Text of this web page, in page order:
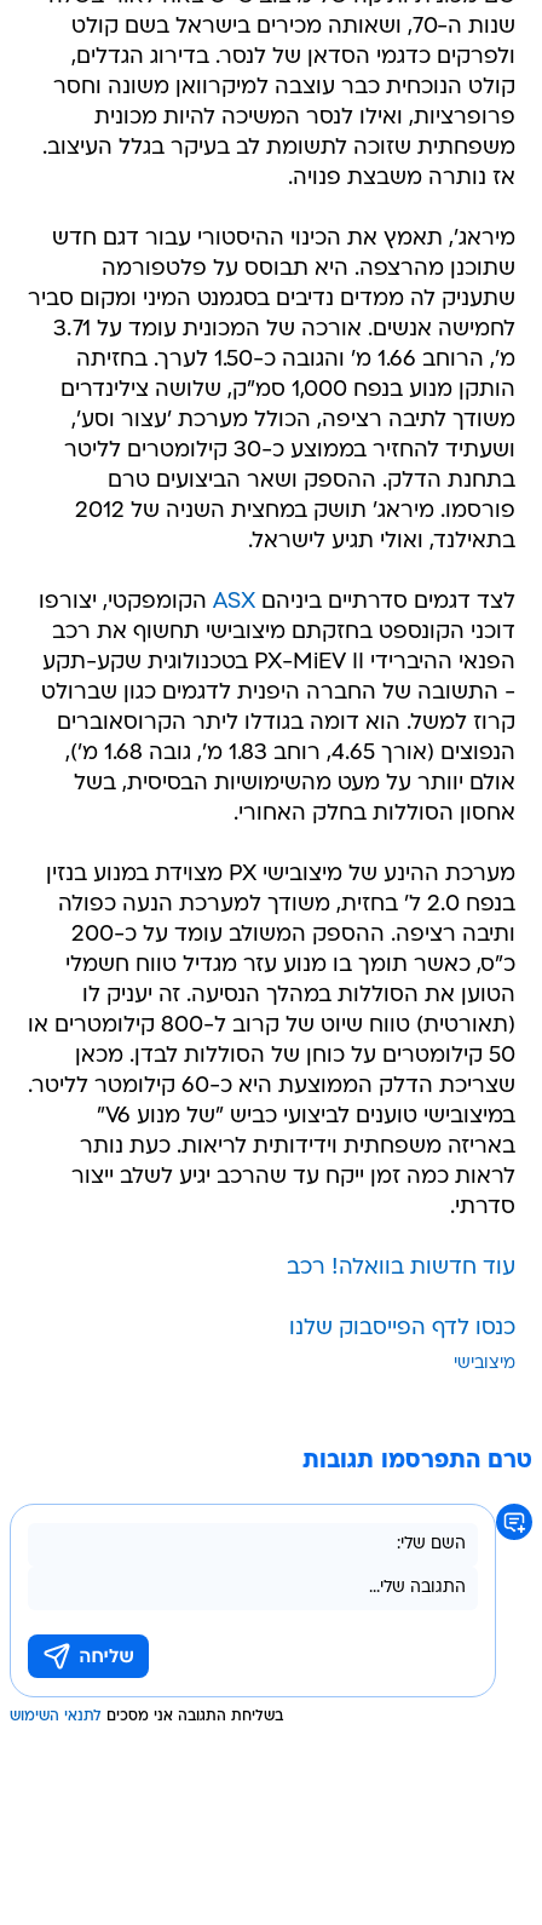
קולט הנוכחית כבר עוצבה למיקרוואן משונה וחסר
פרופרציות, ואילו לנסר המשיכה להיות מכונית
משפחתית שזוכה לתשומת לב בעיקר בגלל העיצוב.
אז נותרה משבצת פנויה.
מיראג', תאמץ את הכינוי ההיסטורי עבור דגם חדש
שתעניק לה ממדים נדיבים בסגמנט המיני ומקום סביר
מ', הרוחב 1.66 מ' והגובה כ-1.50 לערך. בחזיתה
הותקן מנוע בנפח 1,000 סמ"ק, שלושה צילינדרים
משודך לתיבה רציפה, הכולל מערכת 'עצור וסע',
ושעתיד להחזיר בממוצע כ-30 קילומטרים לליטר
בתחנת הדלק. ההספק ושאר הביצועים טרם
פורסמו. מיראג' תושק במחצית השניה של 2012
בתאילנד, ואולי תגיע לישראל.
לצד דגמים סדרתיים ביניהםASX
הפנאי ההיברידי PX-MiEV II בטכנולוגית שקע-תקע
- התשובה של החברה היפנית לדגמים כגון שברולט
קרוז למשל. הוא דומה בגודלו ליתר הקרוסאוברים
הנפוצים (אורך 4.65, רוחב 1.83 מ', גובה 1.68 מ'),
אולם יוותר על מעט מהשימושיות הבסיסית, בשל
אחסון הסוללות בחלק האחורי.
ותיבה רציפה. ההספק המשולב עומד על כ-200
כ"ס, כאשר תומך בו מנוע עזר מגדיל טווח חשמלי
הטוען את הסוללות במהלך הנסיעה. זה יעניק לו
(תאורטית) טווח שיוט של קרוב ל-800 קילומטרים או
50 קילומטרים על כוחן של הסוללות לבדן. מכאן
שצריכת הדלק הממוצעת היא כ-60 קילומטר לליטר.
במיצובישי טוענים לביצועי כביש "של מנוע V6"
באריזה משפחתית וידידותית לריאות. כעת נותר
לראות כמה זמן ייקח עד שהרכב יגיע לשלב ייצור
סדרתי.
עוד חדשות בוואלה! רכב
כנסו לדף הפייסבוק שלנו
בשליחת התגובה אני מסכים לתנאי השימוש